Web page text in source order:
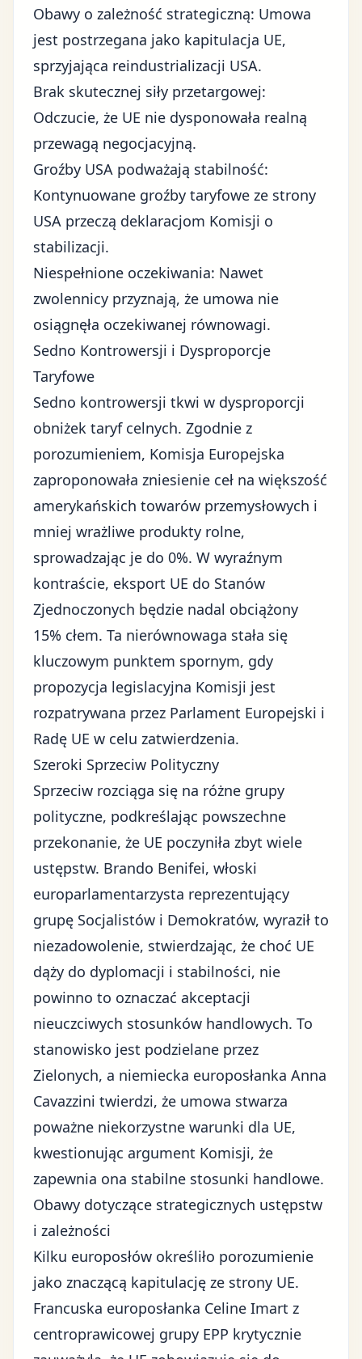
Obawy o zależność strategiczną: Umowa
jest postrzegana jako kapitulacja UE,
sprzyjająca reindustrializacji USA.
Brak skutecznej siły przetargowej:
Odczucie, że UE nie dysponowała realną
przewagą negocjacyjną.
Groźby USA podważają stabilność:
Kontynuowane groźby taryfowe ze strony
USA przeczą deklaracjom Komisji o
stabilizacji.
Niespełnione oczekiwania: Nawet
zwolennicy przyznają, że umowa nie
osiągnęła oczekiwanej równowagi.
Sedno Kontrowersji i Dysproporcje
Taryfowe
Sedno kontrowersji tkwi w dysproporcji
obniżek taryf celnych. Zgodnie z
porozumieniem, Komisja Europejska
zaproponowała zniesienie ceł na większość
amerykańskich towarów przemysłowych i
mniej wrażliwe produkty rolne,
sprowadzając je do 0%. W wyraźnym
kontraście, eksport UE do Stanów
Zjednoczonych będzie nadal obciążony
15% cłem. Ta nierównowaga stała się
kluczowym punktem spornym, gdy
propozycja legislacyjna Komisji jest
rozpatrywana przez Parlament Europejski i
Radę UE w celu zatwierdzenia.
Szeroki Sprzeciw Polityczny
Sprzeciw rozciąga się na różne grupy
polityczne, podkreślając powszechne
przekonanie, że UE poczyniła zbyt wiele
ustępstw. Brando Benifei, włoski
europarlamentarzysta reprezentujący
grupę Socjalistów i Demokratów, wyraził to
niezadowolenie, stwierdzając, że choć UE
dąży do dyplomacji i stabilności, nie
powinno to oznaczać akceptacji
nieuczciwych stosunków handlowych. To
stanowisko jest podzielane przez
Zielonych, a niemiecka europosłanka Anna
Cavazzini twierdzi, że umowa stwarza
poważne niekorzystne warunki dla UE,
kwestionując argument Komisji, że
zapewnia ona stabilne stosunki handlowe.
Obawy dotyczące strategicznych ustępstw
i zależności
Kilku europosłów określiło porozumienie
jako znaczącą kapitulację ze strony UE.
Francuska europosłanka Celine Imart z
centroprawicowej grupy EPP krytycznie